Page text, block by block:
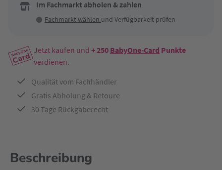
Im Fachmarkt abholen & zahlen
Fachmarkt wählen und Verfügbarkeit prüfen
Jetzt kaufen und + 250 BabyOne-Card Punkte
verdienen.
Qualität vom Fachhändler
Gratis Abholung & Retoure
30 Tage Rückgaberecht
Beschreibung